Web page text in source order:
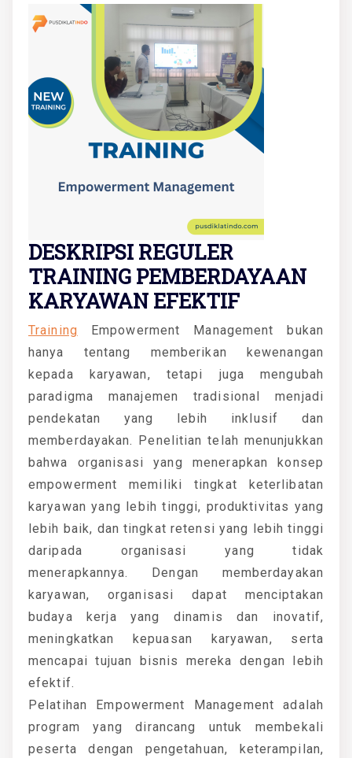
DESKRIPSI REGULER
TRAINING PEMBERDAYAAN
KARYAWAN EFEKTIF
Training Empowerment Management bukan
hanya tentang memberikan kewenangan
kepada karyawan, tetapi juga mengubah
paradigma manajemen tradisional menjadi
pendekatan yang lebih inklusif dan
memberdayakan. Penelitian telah menunjukkan
bahwa organisasi yang menerapkan konsep
empowerment memiliki tingkat keterlibatan
karyawan yang lebih tinggi, produktivitas yang
lebih baik, dan tingkat retensi yang lebih tinggi
daripada organisasi yang tidak
menerapkannya. Dengan memberdayakan
karyawan, organisasi dapat menciptakan
budaya kerja yang dinamis dan inovatif,
meningkatkan kepuasan karyawan, serta
mencapai tujuan bisnis mereka dengan lebih
efektif.
Pelatihan Empowerment Management adalah
program yang dirancang untuk membekali
peserta dengan pengetahuan, keterampilan,